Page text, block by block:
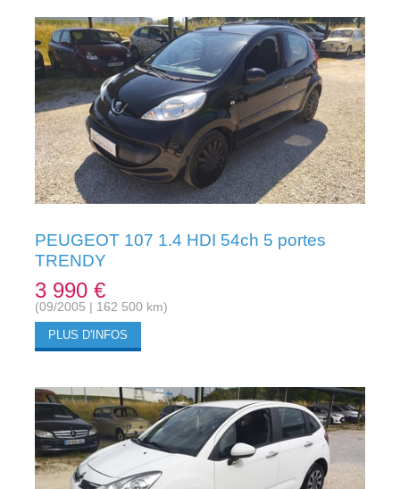
PEUGEOT 107 1.4 HDI 54ch 5 portes
TRENDY
3 990 €
(09/2005 | 162 500 km)
PLUS D'INFOS